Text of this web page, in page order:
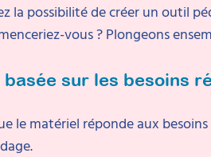
la possibilité de créer un outil
vous ? Plongeons
sur les besoins
le matériel réponde aux